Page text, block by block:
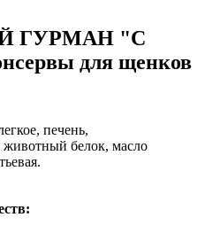
ГУРМАН "С
для щенков
печень,
животный белок, масло